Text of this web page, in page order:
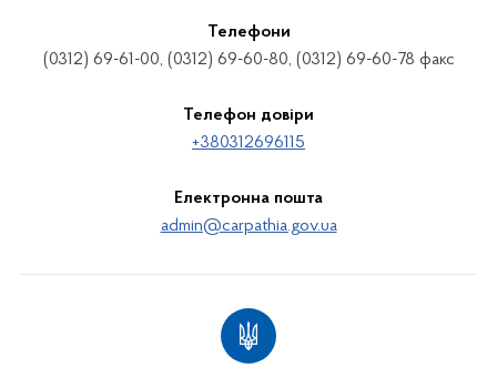
Телефони
(0312) 69-61-00, (0312) 69-60-80, (0312) 69-60-78 факс
Телефон довіри
+380312696115
Електронна пошта
admin@carpathia.gov.ua